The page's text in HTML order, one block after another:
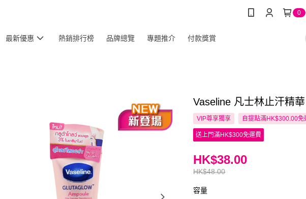
0
最新優惠 熱銷排行榜 品牌總覽 專題推介 付款獎賞
Vaseline 凡士林止汗精
VIP尊享獨享 自提點滿HK$300.00免
送上門滿HK$300免運費
HK$48.00
HK$38.00
容量